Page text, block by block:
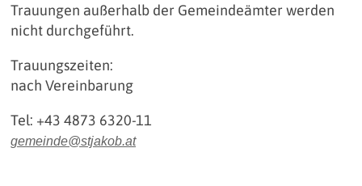
Trauungen außerhalb der Gemeindeämter werden
nicht durchgeführt.
Trauungszeiten:
nach Vereinbarung
Tel: +43 4873 6320-11
gemeinde@stjakob.at